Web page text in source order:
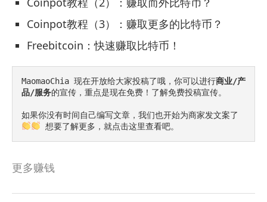
Coinpot教程（3）：赚取更多的比特币？
Freebitcoin：快速赚取比特币！
MaomaoChia 现在开放给大家投稿了哦，你可以进行商业/产
品/服务的宣传，重点是现在免费！了解免费投稿宣传。
如果你没有时间自己编写文章，我们也开始为商家发文案了
想要了解更多，就点击这里查看吧。
更多赚钱